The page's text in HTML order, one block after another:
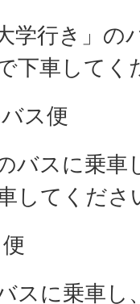
学行き」の
下車してく
ス便
バスに乗車
してくださ
スに乗車